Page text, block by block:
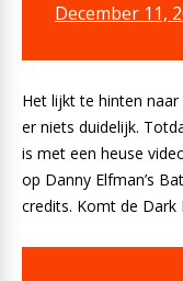
December 11,
Het lijkt te hinten
er niets duidelijk.
is met een heuse
op Danny Elfman’s
credits. Komt de Dark